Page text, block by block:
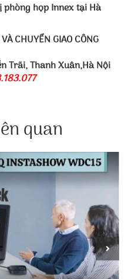
họp Innex tại Hà
CHUYỂN GIAO CÔNG
Trãi, Thanh Xuân,Hà Nội
quan